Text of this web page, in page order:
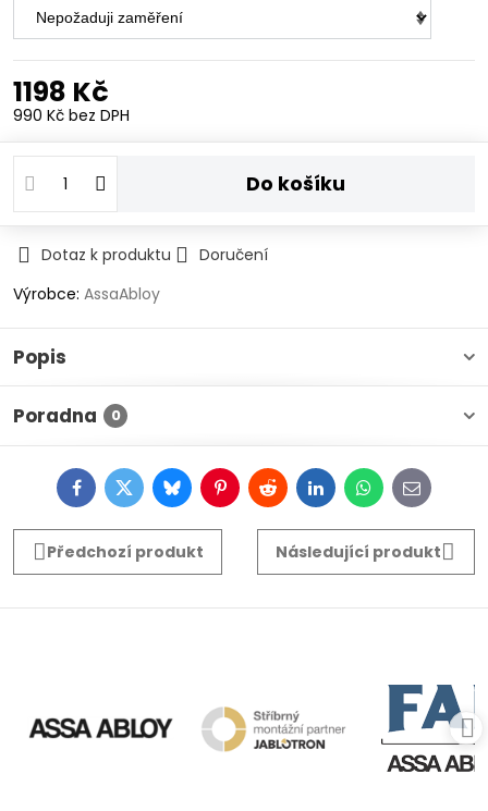
1198 Kč
990 Kč bez DPH
Do košíku
Dotaz k produktu
Doručení
Výrobce: AssaAbloy
Popis
Poradna 0
FacebookTwitterBlueskyPinterestRedditLinkedInWhatsApp
E-
mail
Předchozí produkt
Následující produkt